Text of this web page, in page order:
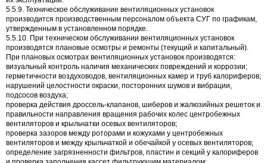
5.5.9. Техническое обслуживание вентиляционных установок
производится производственным персоналом объекта СУГ по графикам,
утвержденным в установленном порядке.
5.5.10. При техническом обслуживании вентиляционных установок
производятся плановые осмотры и ремонты (текущий и капитальный).
При плановых осмотрах вентиляционных установок производятся:
визуальный контроль наличия механических повреждений и коррозии;
герметичности воздуховодов, вентиляционных камер и труб калориферов;
нарушений целостности окраски, посторонних шумов и вибрации,
подсосов воздуха;
проверка действия дроссель-клапанов, шиберов и жалюзийных решеток и
правильности направления вращения рабочих колес центробежных
вентиляторов и крыльчатки осевых вентиляторов;
проверка зазоров между роторами и кожухами у центробежных
вентиляторов и между крыльчаткой и обечайкой у осевых вентиляторов;
определение загрязненности фильтров, пластин и секций у калориферов